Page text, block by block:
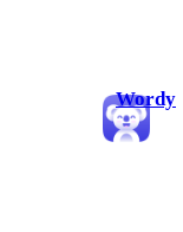
Wordy